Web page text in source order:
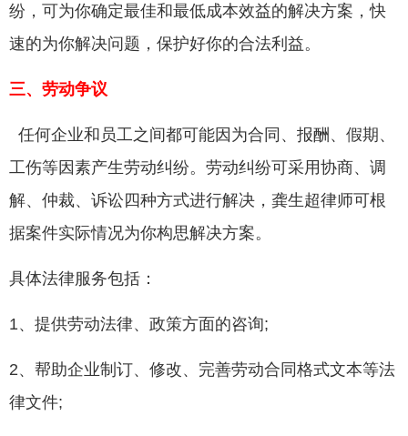
纷，可为你确定最佳和最低成本效益的解决方案，快
速的为你解决问题，保护好你的合法利益。
三、劳动争议
任何企业和员工之间都可能因为合同、报酬、假期、
工伤等因素产生劳动纠纷。劳动纠纷可采用协商、调
解、仲裁、诉讼四种方式进行解决，龚生超律师可根
据案件实际情况为你构思解决方案。
具体法律服务包括：
1、提供劳动法律、政策方面的咨询;
2、帮助企业制订、修改、完善劳动合同格式文本等法
律文件;